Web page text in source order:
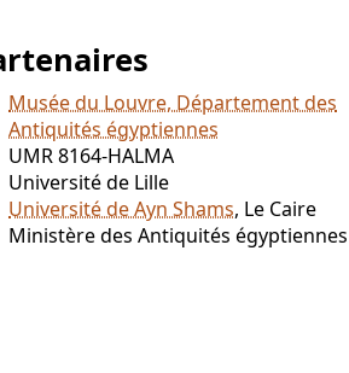
Musée du Louvre, Département des
Antiquités égyptiennes
UMR 8164-HALMA
Université de Lille
Université de Ayn Shams, Le Caire
Ministère des Antiquités égyptiennes